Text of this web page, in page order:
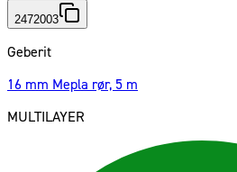
2472003
Geberit
16 mm Mepla rør, 5 m
MULTILAYER